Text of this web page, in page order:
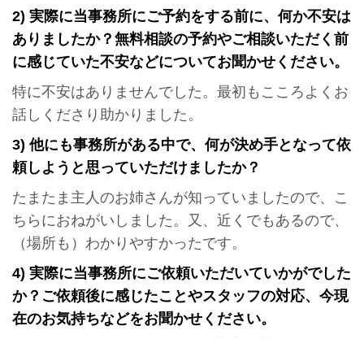
2) 実際に当事務所にご予約をする前に、何か不安は
ありましたか？ 無料相談の予約やご相談いただく前
に感じていた不安などについてお聞かせください。
特に不安はありませんでした。最初もこころよくお
話しくださり助かりました。
3) 他にも事務所がある中で、何が決め手となって依
頼しようと思っていただけましたか？
たまたま主人のお姉さんが知っていましたので、こ
ちらにおねがいしました。又、近くでもあるので、
（場所も）わかりやすかったです。
4) 実際に当事務所にご依頼いただいていかがでした
か？ ご依頼後に感じたことやスタッフの対応、今現
在のお気持ちなどをお聞かせください。